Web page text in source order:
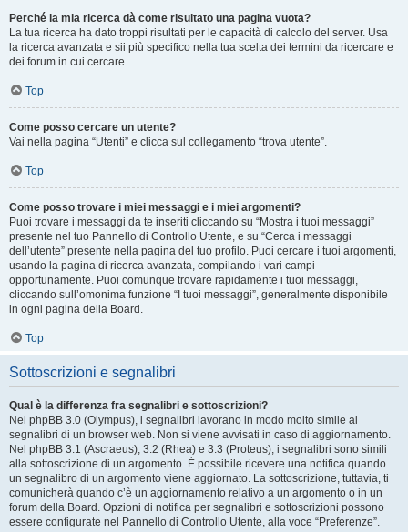
Perché la mia ricerca dà come risultato una pagina vuota?
La tua ricerca ha dato troppi risultati per le capacità di calcolo del server. Usa
la ricerca avanzata e sii più specifico nella tua scelta dei termini da ricercare e
dei forum in cui cercare.
Top
Come posso cercare un utente?
Vai nella pagina “Utenti” e clicca sul collegamento “trova utente”.
Top
Come posso trovare i miei messaggi e i miei argomenti?
Puoi trovare i messaggi da te inseriti cliccando su “Mostra i tuoi messaggi”
presente nel tuo Pannello di Controllo Utente, e su “Cerca i messaggi
dell’utente” presente nella pagina del tuo profilo. Puoi cercare i tuoi argomenti,
usando la pagina di ricerca avanzata, compilando i vari campi
opportunamente. Puoi comunque trovare rapidamente i tuoi messaggi,
cliccando sull’omonima funzione “I tuoi messaggi”, generalmente disponibile
in ogni pagina della Board.
Top
Sottoscrizioni e segnalibri
Qual è la differenza fra segnalibri e sottoscrizioni?
Nel phpBB 3.0 (Olympus), i segnalibri lavorano in modo molto simile ai
segnalibri di un browser web. Non si viene avvisati in caso di aggiornamento.
Nel phpBB 3.1 (Ascraeus), 3.2 (Rhea) e 3.3 (Proteus), i segnalibri sono simili
alla sottoscrizione di un argomento. È possibile ricevere una notifica quando
un segnalibro di un argomento viene aggiornato. La sottoscrizione, tuttavia, ti
comunicherà quando c’è un aggiornamento relativo a un argomento o in un
forum della Board. Opzioni di notifica per segnalibri e sottoscrizioni possono
essere configurate nel Pannello di Controllo Utente, alla voce “Preferenze”.